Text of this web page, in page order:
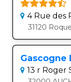
4 Rue des
31120
Gascogne
13 r Roger